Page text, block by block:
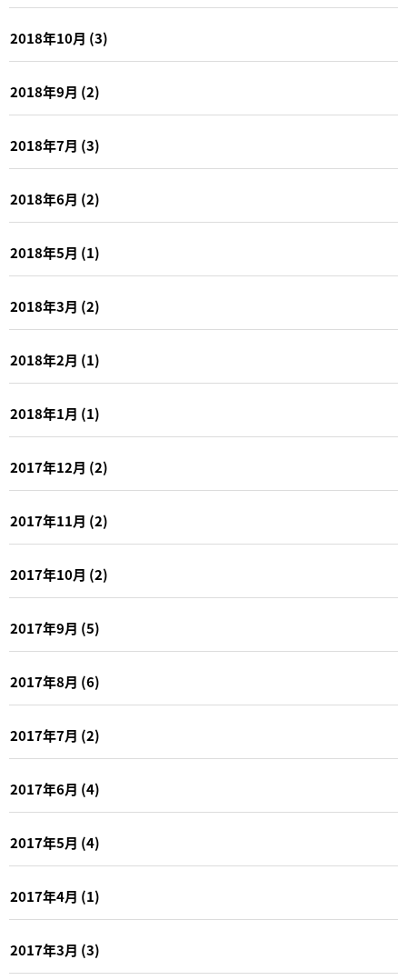
2018年10月 (3)
2018年9月 (2)
2018年7月 (3)
2018年6月 (2)
2018年5月 (1)
2018年3月 (2)
2018年2月 (1)
2018年1月 (1)
2017年12月 (2)
2017年11月 (2)
2017年10月 (2)
2017年9月 (5)
2017年8月 (6)
2017年7月 (2)
2017年6月 (4)
2017年5月 (4)
2017年4月 (1)
2017年3月 (3)